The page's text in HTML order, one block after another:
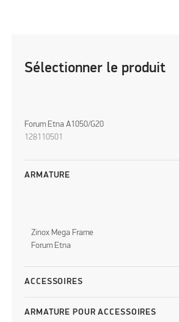
Sélectionner le produit
Forum Etna A1050/G20
128110501
ARMATURE
Zinox Mega Frame
Forum Etna
ACCESSOIRES
ARMATURE POUR ACCESSOIRES